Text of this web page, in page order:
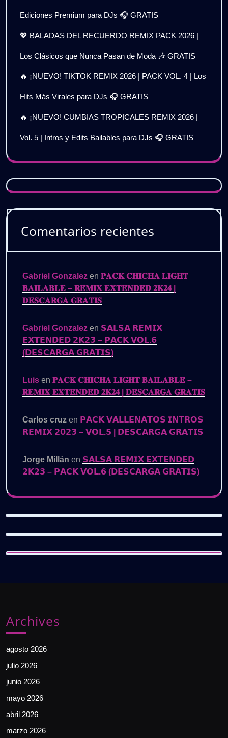
Ediciones Premium para DJs 🎧 GRATIS
💖 BALADAS DEL RECUERDO REMIX PACK 2026 |
Los Clásicos que Nunca Pasan de Moda 🎶 GRATIS
🔥 ¡NUEVO! TIKTOK REMIX 2026 | PACK VOL. 4 | Los
Hits Más Virales para DJs 🎧 GRATIS
🔥 ¡NUEVO! CUMBIAS TROPICALES REMIX 2026 |
Vol. 5 | Intros y Edits Bailables para DJs 🎧 GRATIS
Comentarios recientes
Gabriel Gonzalez en 𝐏𝐀𝐂𝐊 𝐂𝐇𝐈𝐂𝐇𝐀 𝐋𝐈𝐆𝐇𝐓
𝐁𝐀𝐈𝐋𝐀𝐁𝐋𝐄 – 𝐑𝐄𝐌𝐈𝐗 𝐄𝐗𝐓𝐄𝐍𝐃𝐄𝐃 𝟐𝐊𝟐𝟒 |
𝐃𝐄𝐒𝐂𝐀𝐑𝐆𝐀 𝐆𝐑𝐀𝐓𝐈𝐒
Gabriel Gonzalez en 𝗦𝗔𝗟𝗦𝗔 𝗥𝗘𝗠𝗜𝗫
𝗘𝗫𝗧𝗘𝗡𝗗𝗘𝗗 𝟮𝗞𝟮𝟯 – 𝗣𝗔𝗖𝗞 𝗩𝗢𝗟.𝟲
(𝗗𝗘𝗦𝗖𝗔𝗥𝗚𝗔 𝗚𝗥𝗔𝗧𝗜𝗦)
Luis en 𝐏𝐀𝐂𝐊 𝐂𝐇𝐈𝐂𝐇𝐀 𝐋𝐈𝐆𝐇𝐓 𝐁𝐀𝐈𝐋𝐀𝐁𝐋𝐄 –
𝐑𝐄𝐌𝐈𝐗 𝐄𝐗𝐓𝐄𝐍𝐃𝐄𝐃 𝟐𝐊𝟐𝟒 | 𝐃𝐄𝐒𝐂𝐀𝐑𝐆𝐀 𝐆𝐑𝐀𝐓𝐈𝐒
Carlos cruz en 𝗣𝗔𝗖𝗞 𝗩𝗔𝗟𝗟𝗘𝗡𝗔𝗧𝗢𝗦 𝗜𝗡𝗧𝗥𝗢𝗦
𝗥𝗘𝗠𝗜𝗫 𝟮𝟬𝟮𝟯 – 𝗩𝗢𝗟.𝟱 | 𝗗𝗘𝗦𝗖𝗔𝗥𝗚𝗔 𝗚𝗥𝗔𝗧𝗜𝗦
Jorge Millán en 𝗦𝗔𝗟𝗦𝗔 𝗥𝗘𝗠𝗜𝗫 𝗘𝗫𝗧𝗘𝗡𝗗𝗘𝗗
𝟮𝗞𝟮𝟯 – 𝗣𝗔𝗖𝗞 𝗩𝗢𝗟.𝟲 (𝗗𝗘𝗦𝗖𝗔𝗥𝗚𝗔 𝗚𝗥𝗔𝗧𝗜𝗦)
Archives
agosto 2026
julio 2026
junio 2026
mayo 2026
abril 2026
marzo 2026